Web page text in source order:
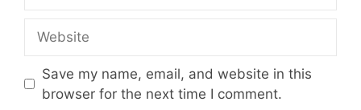
Save my name, email, and website in this
browser for the next time I comment.